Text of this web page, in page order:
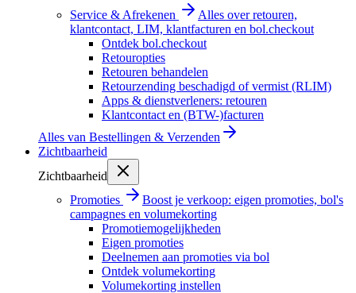
Service & Afrekenen
Alles over retouren,
klantcontact, LIM, klantfacturen en bol.checkout
Ontdek bol.checkout
Retouropties
Retouren behandelen
Retourzending beschadigd of vermist (RLIM)
Apps & dienstverleners: retouren
Klantcontact en (BTW-)facturen
Alles van Bestellingen & Verzenden
Zichtbaarheid
Zichtbaarheid
Promoties
Boost je verkoop: eigen promoties, bol's
campagnes en volumekorting
Promotiemogelijkheden
Eigen promoties
Deelnemen aan promoties via bol
Ontdek volumekorting
Volumekorting instellen